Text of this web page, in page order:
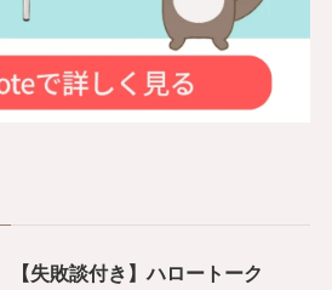
【失敗談付き】ハロートーク